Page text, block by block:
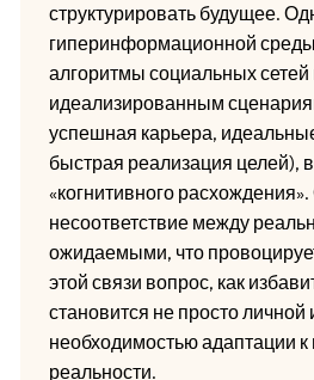
структурировать будущее.
гиперинформационной среды
алгоритмы социальных сетей
идеализированным
успешная карьера,
быстрая реализация целей),
«когнитивного
несоответствие между
ожидаемыми, что
этой связи вопрос, как
становится не просто
необходимостью адаптации
реальности.